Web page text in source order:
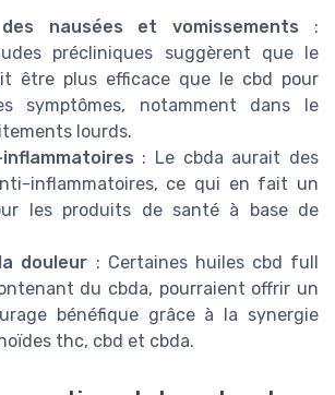
nausées et vomissements :
précliniques suggèrent que le
être plus efficace que le cbd pour
symptômes, notamment dans le
lourds.
: Le cbda aurait des
inflammatoires, ce qui en fait un
les produits de santé à base de
douleur : Certaines huiles cbd full
du cbda, pourraient offrir un
bénéfique grâce à la synergie
thc, cbd et cbda.